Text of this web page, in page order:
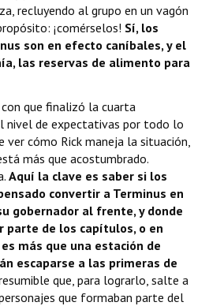
recluyendo al grupo en un vagón
¡comérselos! Sí, los
son en efecto caníbales, y el
las reservas de alimento para
que finalizó la cuarta
nivel de expectativas por todo lo
ver cómo Rick maneja la situación,
más que acostumbrado.
Aquí la clave es saber si los
convertir a Terminus en
gobernador al frente, y donde
parte de los capítulos, o en
más que una estación de
escaparse a las primeras de
que, para lograrlo, salte a
que formaban parte del